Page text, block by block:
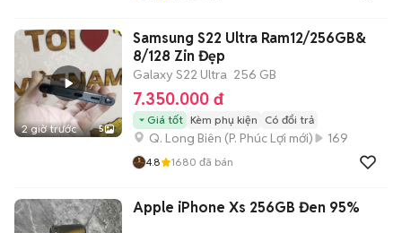
2 giờ trước 5
Samsung S22 Ultra Ram12/256GB&
8/128 Zin Đẹp
Galaxy S22 Ultra 256 GB
7.350.000 đ
Giá tốt Kèm phụ kiện Có đổi trả
Q. Long Biên (P. Phúc Lợi mới) 169
4.8 1680 đã bán
Apple iPhone Xs 256GB Đen 95%